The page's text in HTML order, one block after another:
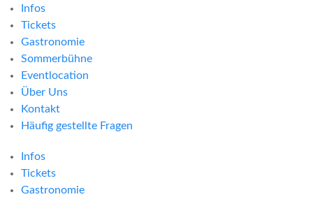
Infos
Tickets
Gastronomie
Sommerbühne
Eventlocation
Über Uns
Kontakt
Häufig gestellte Fragen
Infos
Tickets
Gastronomie